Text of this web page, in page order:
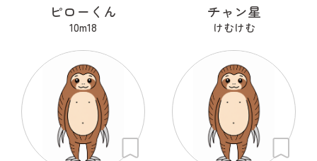
ピローくん
10m18
チャン星
けむけむ